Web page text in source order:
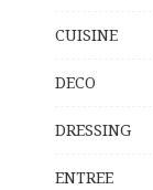
CUISINE
DECO
DRESSING
ENTREE